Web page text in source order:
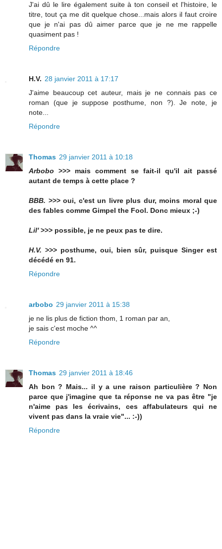
J'ai dû le lire également suite à ton conseil et l'histoire, le
titre, tout ça me dit quelque chose...mais alors il faut croire
que je n'ai pas dû aimer parce que je ne me rappelle
quasiment pas !
Répondre
H.V. 28 janvier 2011 à 17:17
J'aime beaucoup cet auteur, mais je ne connais pas ce
roman (que je suppose posthume, non ?). Je note, je
note...
Répondre
Thomas 29 janvier 2011 à 10:18
Arbobo >>> mais comment se fait-il qu'il ait passé
autant de temps à cette place ?
BBB. >>> oui, c'est un livre plus dur, moins moral que
des fables comme Gimpel the Fool. Donc mieux ;-)
Lil'>>> possible, je ne peux pas te dire.
H.V. >>> posthume, oui, bien sûr, puisque Singer est
décédé en 91.
Répondre
arbobo 29 janvier 2011 à 15:38
je ne lis plus de fiction thom, 1 roman par an,
je sais c'est moche ^^
Répondre
Thomas 29 janvier 2011 à 18:46
Ah bon ? Mais... il y a une raison particulière ? Non
parce que j'imagine que ta réponse ne va pas être "je
n'aime pas les écrivains, ces affabulateurs qui ne
vivent pas dans la vraie vie"... :-))
Répondre